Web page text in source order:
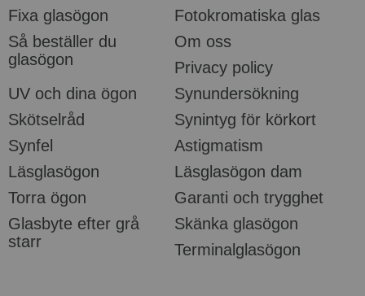
Fixa glasögon
Fotokromatiska glas
Så beställer du
glasögon
Om oss
Privacy policy
UV och dina ögon
Synundersökning
Skötselråd
Synintyg för körkort
Synfel
Astigmatism
Läsglasögon
Läsglasögon dam
Torra ögon
Garanti och trygghet
Glasbyte efter grå
starr
Skänka glasögon
Terminalglasögon